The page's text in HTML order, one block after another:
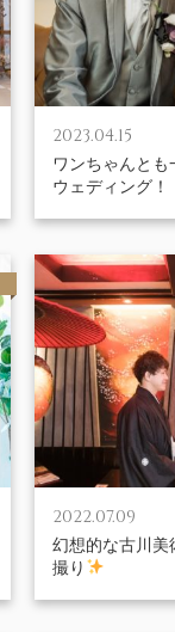
2023.04.15
ワンちゃんと
ウェディング！
2022.07.09
幻想的な古川美
撮り